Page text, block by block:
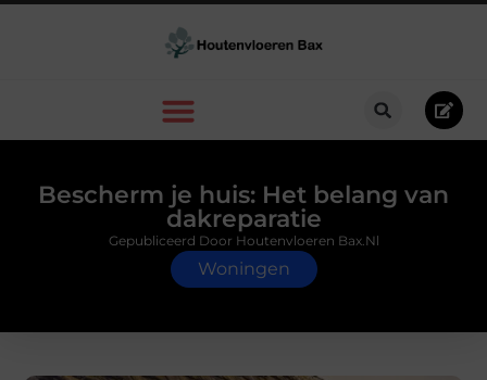
Bescherm je huis: Het belang van
dakreparatie
Woningen
Gepubliceerd Door Houtenvloeren Bax.nl